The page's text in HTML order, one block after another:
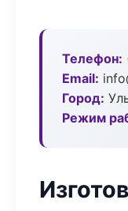
Телефон:
Email:
Город:
Режим